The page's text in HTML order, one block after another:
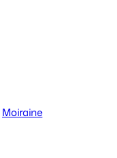
Moiraine